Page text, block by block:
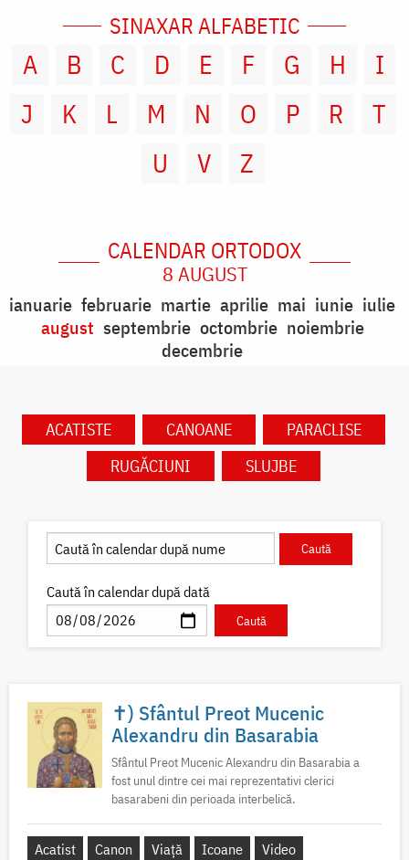
SINAXAR ALFABETIC
A B C D E F G H
I
J
K L M N O P R
T
U
V Z
CALENDAR ORTODOX
8 AUGUST
ianuarie februarie martie aprilie mai iunie iulie
august septembrie octombrie noiembrie
decembrie
ACATISTE CANOANE
PARACLISE
RUGĂCIUNI
SLUJBE
Caută în calendar după dată
✝) Sfântul Preot Mucenic
Alexandru din Basarabia
Sfântul Preot Mucenic Alexandru din Basarabia a
fost unul dintre cei mai reprezentativi clerici
basarabeni din perioada interbelică.
Acatist Canon Viață Icoane
Video